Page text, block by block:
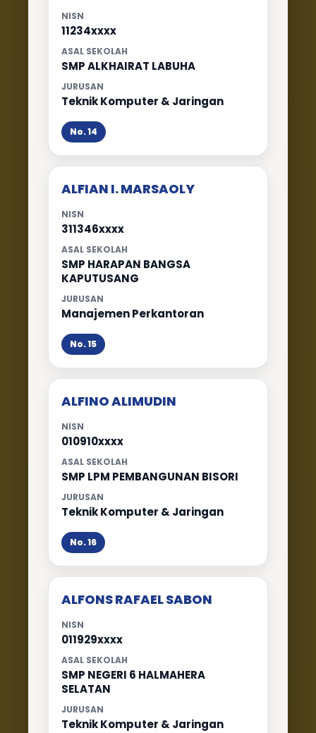
NISN
11234xxxx
ASAL SEKOLAH
SMP ALKHAIRAT LABUHA
JURUSAN
Teknik Komputer & Jaringan
No. 14
ALFIAN I. MARSAOLY
NISN
311346xxxx
ASAL SEKOLAH
SMP HARAPAN BANGSA
KAPUTUSANG
JURUSAN
Manajemen Perkantoran
No. 15
ALFINO ALIMUDIN
NISN
010910xxxx
ASAL SEKOLAH
SMP LPM PEMBANGUNAN BISORI
JURUSAN
Teknik Komputer & Jaringan
No. 16
ALFONS RAFAEL SABON
NISN
011929xxxx
ASAL SEKOLAH
SMP NEGERI 6 HALMAHERA
SELATAN
JURUSAN
Teknik Komputer & Jaringan